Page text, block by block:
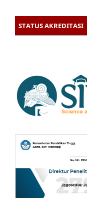
STATUS AKREDITASI